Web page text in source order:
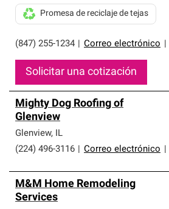
(847) 255-1234 Correo electrónico
Promesa de reciclaje de tejas
Solicitar una cotización
Mighty Dog Roofing of
Glenview
Glenview, IL
(224) 496-3116
Correo electrónico
M&M Home Remodeling
Services